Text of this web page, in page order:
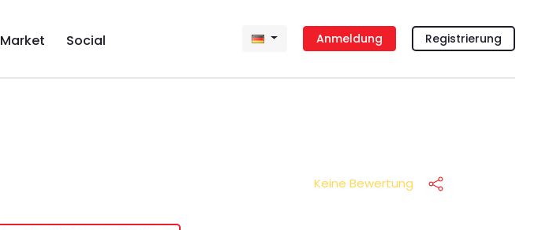
Market Social Anmeldung Registrierung
Keine Bewertung